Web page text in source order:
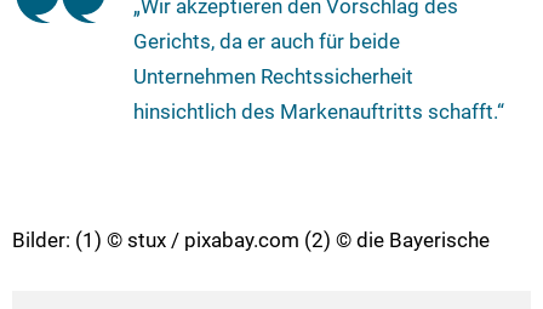
„Wir akzeptieren den Vorschlag des
Gerichts, da er auch für beide
Unternehmen Rechtssicherheit
hinsichtlich des Markenauftritts schafft.“
Bilder: (1) © stux / pixabay.com (2) © die Bayerische